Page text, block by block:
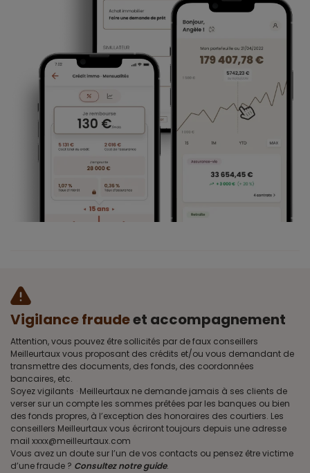
Vigilance fraudeet accompagnement
Attention, vous pouvez être sollicités par de faux conseillers
Meilleurtaux vous proposant des crédits et/ou vous demandant de
transmettre des documents, des fonds, des coordonnées
bancaires, etc.
Soyez vigilants · Meilleurtaux ne demande jamais à ses clients de
verser sur un compte les sommes prêtées par les banques ou bien
des fonds propres, à l’exception des honoraires des courtiers. Les
conseillers Meilleurtaux vous écriront toujours depuis une adresse
mail xxxx@meilleurtaux.com
Vous avez un doute sur l’un de vos contacts ou pensez être victime
d’une fraude ? Consultez notre guide.